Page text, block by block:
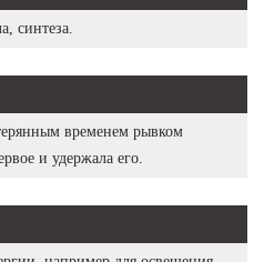
синтеза.
временем рывком
и удержала его.